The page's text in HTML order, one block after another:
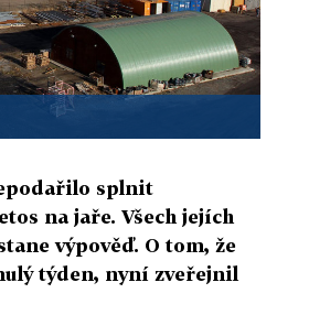
splnit
na jaře. Všech jejích
výpověď. O tom, že
týden, nyní zveřejnil